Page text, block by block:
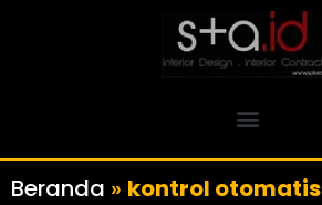
Beranda » kontrol otomatis